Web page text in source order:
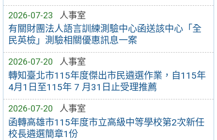
2026-07-23 人事室
有關財團法人語言訓練測驗中心函送該中心「全
民英檢」測驗相關優惠訊息一案
2026-07-20 人事室
轉知臺北市115年度傑出市民遴選作業，自115年
4月1日至115年 7 月31日止受理推薦
2026-07-20 人事室
函轉高雄市115年度市立高級中等學校第2次新任
校長遴選簡章1份